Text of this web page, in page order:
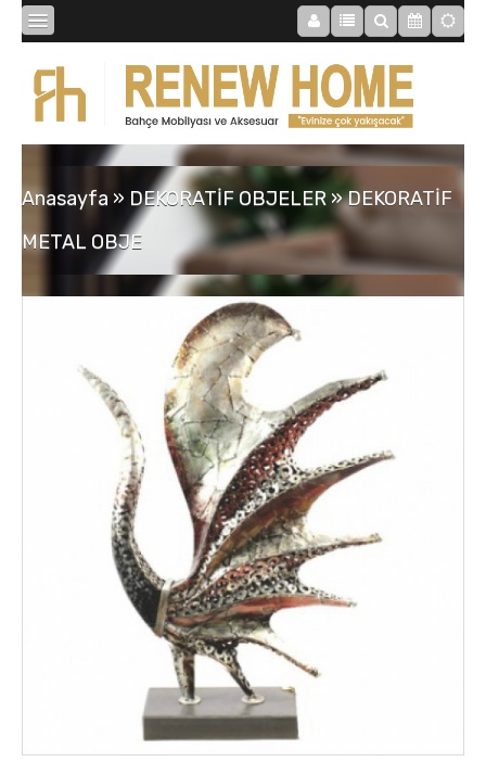
BİBLOLAR
MOBİLYALAR
TABLOLAR
AKSESUARLAR
Anasayfa » DEKORATİF OBJELER »DEKORATİF
METAL OBJE